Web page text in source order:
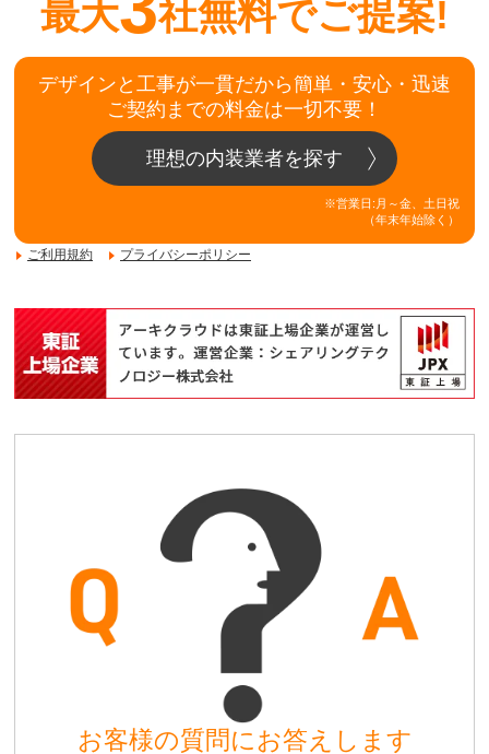
最大
社無料でご提案!
デザインと工事が一貫だから簡単・安心・迅速
ご契約までの料金は一切不要！
理想の内装業者を探す
※営業日:月～金、土日祝
（年末年始除く）
ご利用規約 プライバシーポリシー
お客様の質問にお答えします